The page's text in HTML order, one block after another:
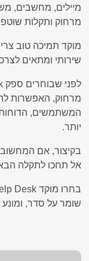
מיילים, מחשבים,
מרחוק ותקלות
מוקד תמיכה טוב
שירותי ומתאים
מרחוק, האפשרות
המשתמשים,
יותר.
בקיצור, אם
אל תחכו לתקלה
שומר על סדר, ומונע